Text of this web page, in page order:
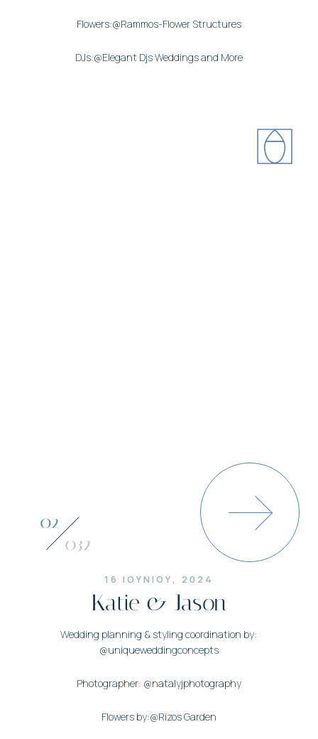
Flowers:@Rammos-Flower Structures
DJs:@Elegant Djs Weddings and More
03
032
16 ΙΟΥΝΙΟΥ, 2024
Katie & Jason
Wedding planning & styling coordination by:
@uniqueweddingconcepts
Photographer: @natalyjphotography
Flowers by:@Rizos Garden